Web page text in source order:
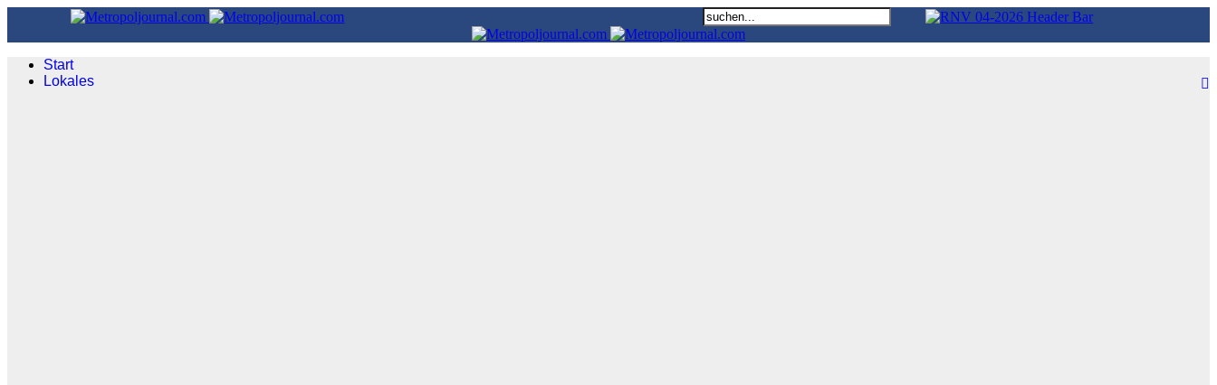
Start
Lokales